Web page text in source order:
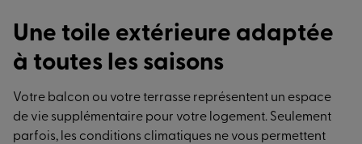
Une toile extérieure adaptée
à toutes les saisons
Votre balcon ou votre terrasse représentent un espace
de vie supplémentaire pour votre logement. Seulement
parfois, les conditions climatiques ne vous permettent